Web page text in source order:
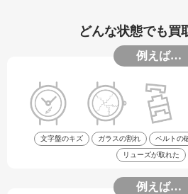
どんな状態でも買
例えば…
文字盤のキズ ガラスの割れ ベルトの
リューズが取れた
例えば…